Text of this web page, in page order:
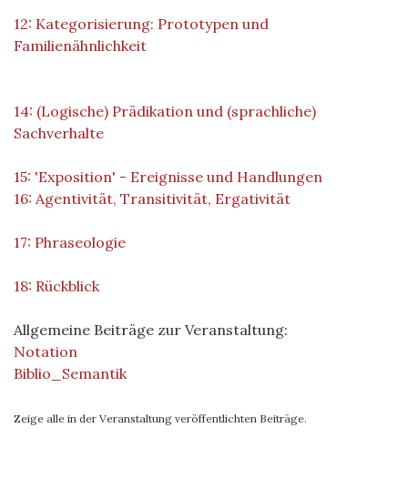
12: Kategorisierung: Prototypen und
Familienähnlichkeit
14: (Logische) Prädikation und (sprachliche)
Sachverhalte
15: 'Exposition' - Ereignisse und Handlungen
16: Agentivität, Transitivität, Ergativität
17: Phraseologie
18: Rückblick
Allgemeine Beiträge zur Veranstaltung:
Notation
Biblio_Semantik
Zeige alle in der Veranstaltung veröffentlichten Beiträge.